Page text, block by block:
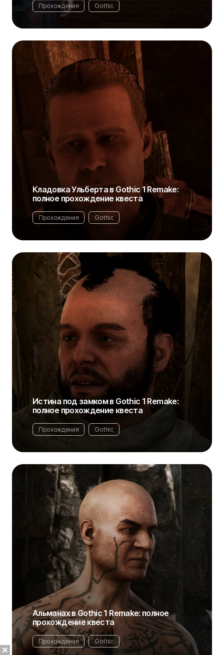
Прохождения Gothic
Кладовка Ульберта в Gothic 1 Remake:
полное прохождение квеста
Прохождения Gothic
Истина под замком в Gothic 1 Remake:
полное прохождение квеста
Прохождения Gothic
Альманах в Gothic 1 Remake: полное
прохождение квеста
Прохождения Gothic